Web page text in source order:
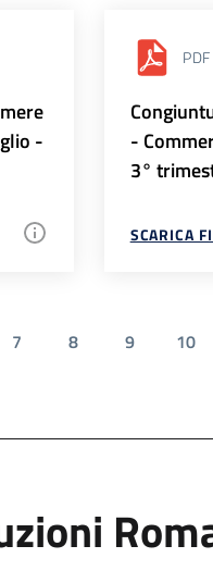
-
PDF
-
3°
SCARICA
7 8 9 10